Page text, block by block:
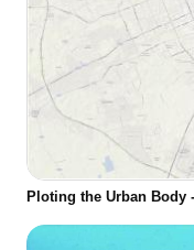
Ploting the Urban Body